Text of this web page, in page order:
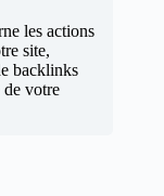
les actions
site,
backlinks
de votre